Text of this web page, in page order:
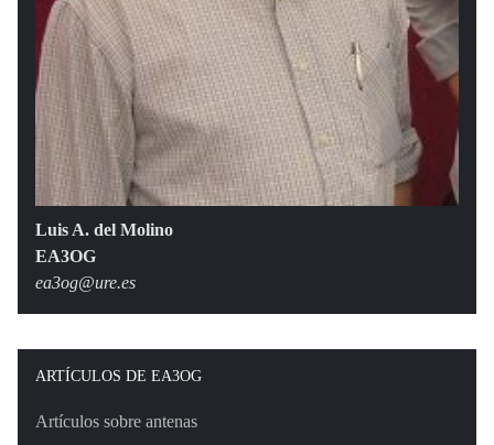
Luis A. del Molino
EA3OG
ea3og@ure.es
ARTÍCULOS DE EA3OG
Artículos sobre antenas